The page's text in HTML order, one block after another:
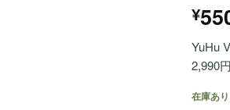
¥
YuHu
2,990
在庫あり